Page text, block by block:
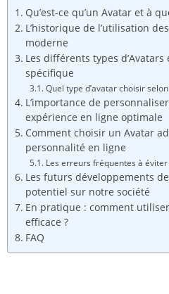
Qu’est-ce qu’un Avatar et à
L’historique de l’utilisation
moderne
Les différents types
spécifique
Quel type d’avatar choisir
L’importance de
expérience en ligne optimale
Comment choisir un Avatar
personnalité en ligne
Les erreurs fréquentes à éviter
Les futurs développements
potentiel sur notre société
En pratique : comment
efficace ?
FAQ